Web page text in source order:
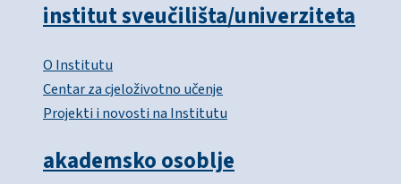
institut sveučilišta/univerziteta
O Institutu
Centar za cjeloživotno učenje
Projekti i novosti na Institutu
akademsko osoblje